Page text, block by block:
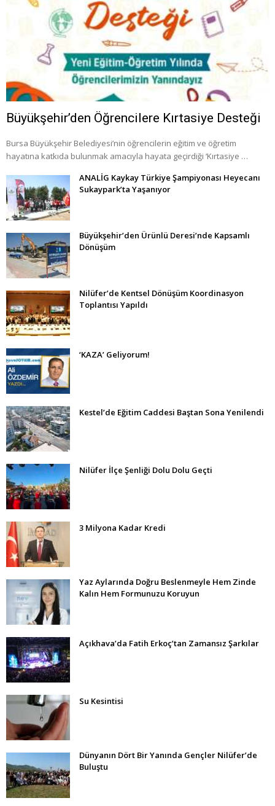
Büyükşehir’den Öğrencilere Kırtasiye Desteği
Bursa Büyükşehir Belediyesi’nin öğrencilerin eğitim ve öğretim
hayatına katkıda bulunmak amacıyla hayata geçirdiği ‘Kırtasiye …
ANALİG Kaykay Türkiye Şampiyonası Heyecanı
Sukaypark’ta Yaşanıyor
Büyükşehir’den Ürünlü Deresi’nde Kapsamlı
Dönüşüm
Nilüfer’de Kentsel Dönüşüm Koordinasyon
Toplantısı Yapıldı
‘KAZA’ Geliyorum!
Kestel’de Eğitim Caddesi Baştan Sona Yenilendi
Nilüfer İlçe Şenliği Dolu Dolu Geçti
3 Milyona Kadar Kredi
Yaz Aylarında Doğru Beslenmeyle Hem Zinde
Kalın Hem Formunuzu Koruyun
Açıkhava’da Fatih Erkoç’tan Zamansız Şarkılar
Su Kesintisi
Dünyanın Dört Bir Yanında Gençler Nilüfer’de
Buluştu